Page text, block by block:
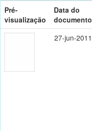
Pré-
visualização
Data do
documento
27-jun-2011